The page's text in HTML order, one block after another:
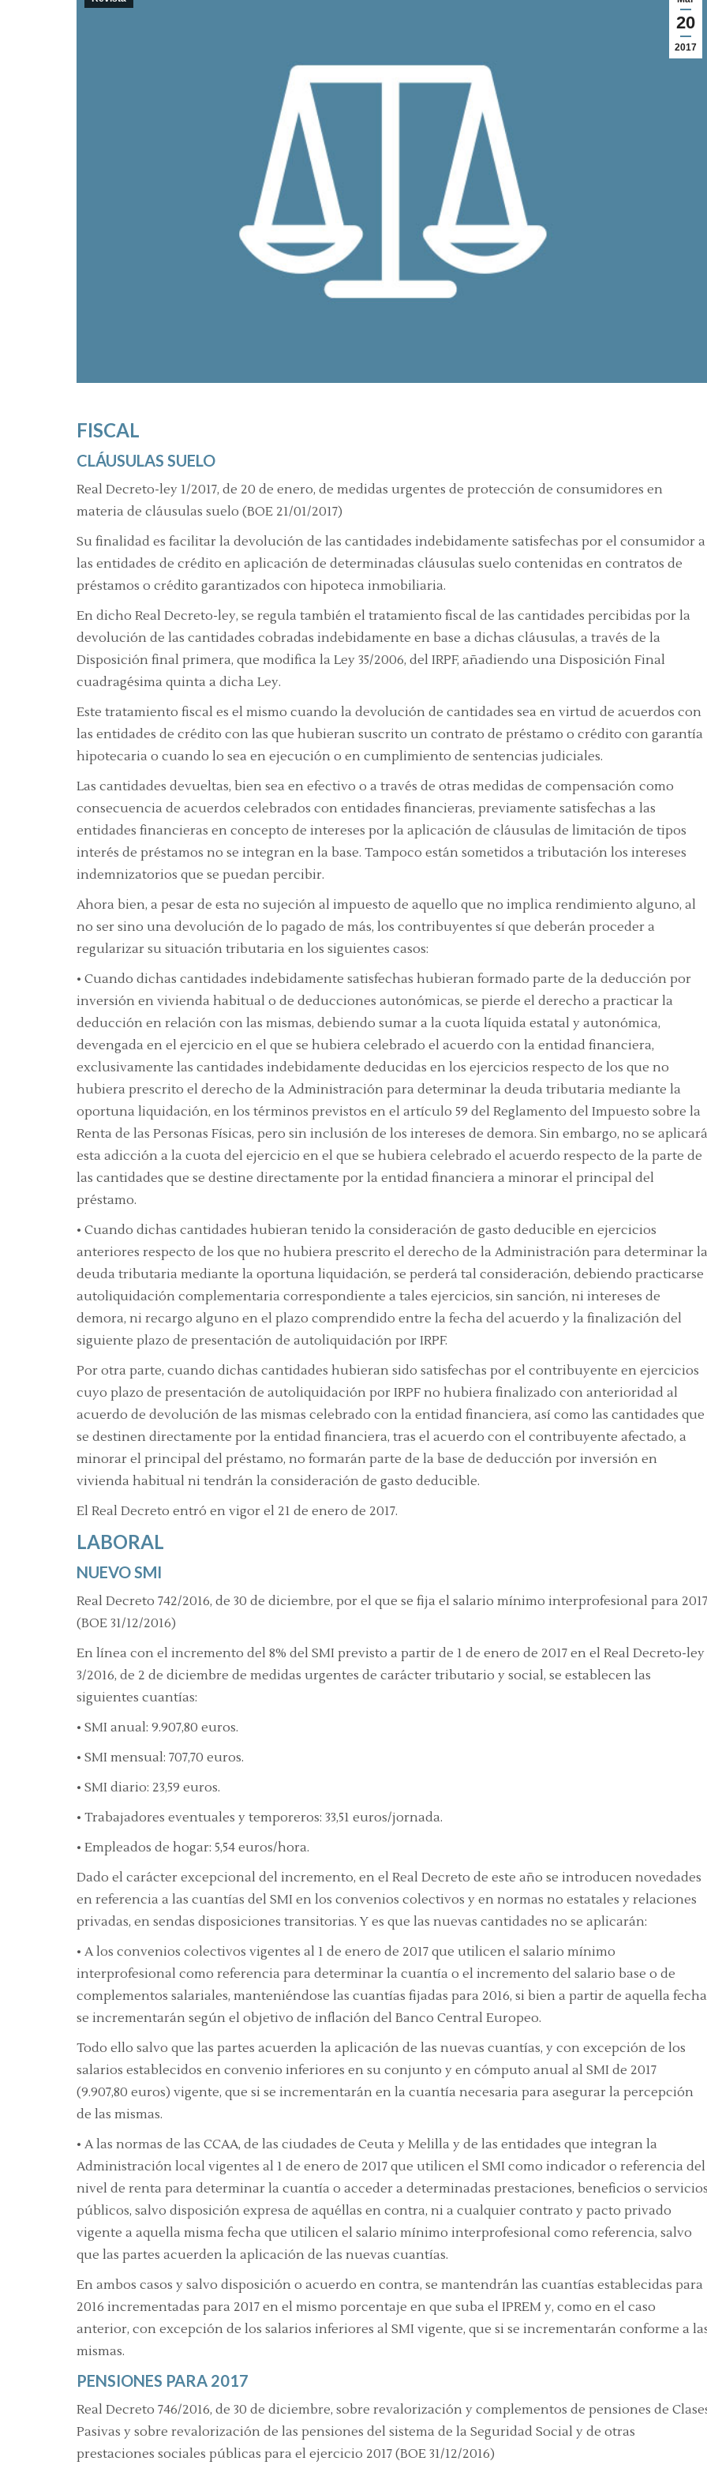
20
2017
FISCAL
CLÁUSULAS SUELO
Real Decreto-ley 1/2017, de 20 de enero, de medidas urgentes de protección de consumidores en
materia de cláusulas suelo (BOE 21/01/2017)
Su finalidad es facilitar la devolución de las cantidades indebidamente satisfechas por el consumidor a
las entidades de crédito en aplicación de determinadas cláusulas suelo contenidas en contratos de
préstamos o crédito garantizados con hipoteca inmobiliaria.
En dicho Real Decreto-ley, se regula también el tratamiento fiscal de las cantidades percibidas por la
devolución de las cantidades cobradas indebidamente en base a dichas cláusulas, a través de la
Disposición final primera, que modifica la Ley 35/2006, del IRPF, añadiendo una Disposición Final
cuadragésima quinta a dicha Ley.
Este tratamiento fiscal es el mismo cuando la devolución de cantidades sea en virtud de acuerdos con
las entidades de crédito con las que hubieran suscrito un contrato de préstamo o crédito con garantía
hipotecaria o cuando lo sea en ejecución o en cumplimiento de sentencias judiciales.
Las cantidades devueltas, bien sea en efectivo o a través de otras medidas de compensación como
consecuencia de acuerdos celebrados con entidades financieras, previamente satisfechas a las
entidades financieras en concepto de intereses por la aplicación de cláusulas de limitación de tipos
interés de préstamos no se integran en la base. Tampoco están sometidos a tributación los intereses
indemnizatorios que se puedan percibir.
Ahora bien, a pesar de esta no sujeción al impuesto de aquello que no implica rendimiento alguno, al
no ser sino una devolución de lo pagado de más, los contribuyentes sí que deberán proceder a
regularizar su situación tributaria en los siguientes casos:
• Cuando dichas cantidades indebidamente satisfechas hubieran formado parte de la deducción por
inversión en vivienda habitual o de deducciones autonómicas, se pierde el derecho a practicar la
deducción en relación con las mismas, debiendo sumar a la cuota líquida estatal y autonómica,
devengada en el ejercicio en el que se hubiera celebrado el acuerdo con la entidad financiera,
exclusivamente las cantidades indebidamente deducidas en los ejercicios respecto de los que no
hubiera prescrito el derecho de la Administración para determinar la deuda tributaria mediante la
oportuna liquidación, en los términos previstos en el artículo 59 del Reglamento del Impuesto sobre la
Renta de las Personas Físicas, pero sin inclusión de los intereses de demora. Sin embargo, no se aplicará
esta adicción a la cuota del ejercicio en el que se hubiera celebrado el acuerdo respecto de la parte de
las cantidades que se destine directamente por la entidad financiera a minorar el principal del
préstamo.
• Cuando dichas cantidades hubieran tenido la consideración de gasto deducible en ejercicios
anteriores respecto de los que no hubiera prescrito el derecho de la Administración para determinar la
deuda tributaria mediante la oportuna liquidación, se perderá tal consideración, debiendo practicarse
autoliquidación complementaria correspondiente a tales ejercicios, sin sanción, ni intereses de
demora, ni recargo alguno en el plazo comprendido entre la fecha del acuerdo y la finalización del
siguiente plazo de presentación de autoliquidación por IRPF.
Por otra parte, cuando dichas cantidades hubieran sido satisfechas por el contribuyente en ejercicios
cuyo plazo de presentación de autoliquidación por IRPF no hubiera finalizado con anterioridad al
acuerdo de devolución de las mismas celebrado con la entidad financiera, así como las cantidades que
se destinen directamente por la entidad financiera, tras el acuerdo con el contribuyente afectado, a
minorar el principal del préstamo, no formarán parte de la base de deducción por inversión en
vivienda habitual ni tendrán la consideración de gasto deducible.
El Real Decreto entró en vigor el 21 de enero de 2017.
LABORAL
NUEVO SMI
Real Decreto 742/2016, de 30 de diciembre, por el que se fija el salario mínimo interprofesional para 2017
(BOE 31/12/2016)
En línea con el incremento del 8% del SMI previsto a partir de 1 de enero de 2017 en el Real Decreto-ley
3/2016, de 2 de diciembre de medidas urgentes de carácter tributario y social, se establecen las
siguientes cuantías:
• SMI anual: 9.907,80 euros.
• SMI mensual: 707,70 euros.
• SMI diario: 23,59 euros.
• Trabajadores eventuales y temporeros: 33,51 euros/jornada.
• Empleados de hogar: 5,54 euros/hora.
Dado el carácter excepcional del incremento, en el Real Decreto de este año se introducen novedades
en referencia a las cuantías del SMI en los convenios colectivos y en normas no estatales y relaciones
privadas, en sendas disposiciones transitorias. Y es que las nuevas cantidades no se aplicarán:
• A los convenios colectivos vigentes al 1 de enero de 2017 que utilicen el salario mínimo
interprofesional como referencia para determinar la cuantía o el incremento del salario base o de
complementos salariales, manteniéndose las cuantías fijadas para 2016, si bien a partir de aquella fecha
se incrementarán según el objetivo de inflación del Banco Central Europeo.
Todo ello salvo que las partes acuerden la aplicación de las nuevas cuantías, y con excepción de los
salarios establecidos en convenio inferiores en su conjunto y en cómputo anual al SMI de 2017
(9.907,80 euros) vigente, que si se incrementarán en la cuantía necesaria para asegurar la percepción
de las mismas.
• A las normas de las CCAA, de las ciudades de Ceuta y Melilla y de las entidades que integran la
Administración local vigentes al 1 de enero de 2017 que utilicen el SMI como indicador o referencia del
nivel de renta para determinar la cuantía o acceder a determinadas prestaciones, beneficios o servicios
públicos, salvo disposición expresa de aquéllas en contra, ni a cualquier contrato y pacto privado
vigente a aquella misma fecha que utilicen el salario mínimo interprofesional como referencia, salvo
que las partes acuerden la aplicación de las nuevas cuantías.
En ambos casos y salvo disposición o acuerdo en contra, se mantendrán las cuantías establecidas para
2016 incrementadas para 2017 en el mismo porcentaje en que suba el IPREM y, como en el caso
anterior, con excepción de los salarios inferiores al SMI vigente, que si se incrementarán conforme a
mismas.
PENSIONES PARA 2017
Real Decreto 746/2016, de 30 de diciembre, sobre revalorización y complementos de pensiones de
Pasivas y sobre revalorización de las pensiones del sistema de la Seguridad Social y de otras
prestaciones sociales públicas para el ejercicio 2017 (BOE 31/12/2016)